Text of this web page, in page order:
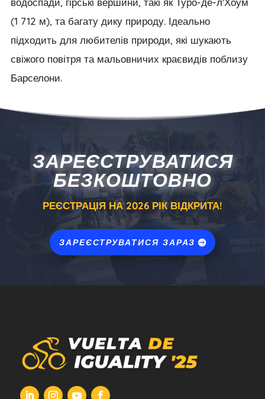
(1 712 м), та багату дику природу. Ідеально
підходить для любителів природи, які шукають
свіжого повітря та мальовничих краєвидів поблизу
Барселони.
ЗАРЕЄСТРУВАТИСЯ
БЕЗКОШТОВНО
РЕЄСТРАЦІЯ НА 2026 РІК ВІДКРИТА!
ЗАРЕЄСТРУВАТИСЯ ЗАРАЗ